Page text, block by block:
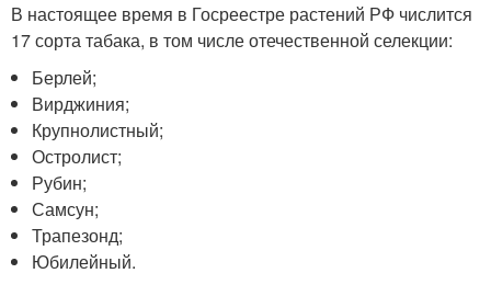
В настоящее время в Госреестре растений РФ числится
17 сорта табака, в том числе отечественной селекции:
Берлей;
Вирджиния;
Крупнолистный;
Остролист;
Рубин;
Самсун;
Трапезонд;
Юбилейный.